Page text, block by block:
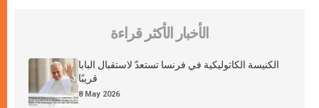
الأخبار الأكثر قراءة
الكنيسة الكاثوليكية في فرنسا تستعدّ لاستقبال البابا
قريبًا
8 May 2026